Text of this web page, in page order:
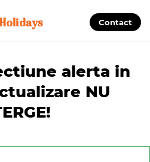
Contact
alerta in
NU